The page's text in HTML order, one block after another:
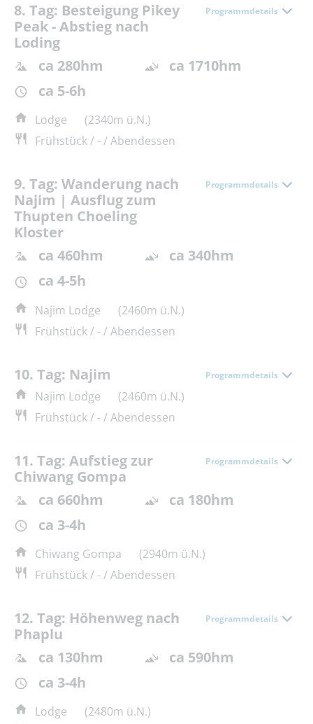
8. Tag: Besteigung Pikey
Peak - Abstieg nach
Loding
Programmdetails
ca 280hm
ca 1710hm
ca 5-6h
Lodge
(2340m ü.N.)
Frühstück / - / Abendessen
9. Tag: Wanderung nach
Najim | Ausflug zum
Thupten Choeling
Kloster
Programmdetails
ca 460hm
ca 340hm
ca 4-5h
Najim Lodge
(2460m ü.N.)
Frühstück / - / Abendessen
10. Tag: Najim Programmdetails
Najim Lodge
(2460m ü.N.)
Frühstück / - / Abendessen
11. Tag: Aufstieg zur
Chiwang Gompa
Programmdetails
ca 660hm
ca 180hm
ca 3-4h
Chiwang Gompa
(2940m ü.N.)
Frühstück / - / Abendessen
12. Tag: Höhenweg nach
Phaplu
Programmdetails
ca 130hm
ca 590hm
ca 3-4h
Lodge
(2480m ü.N.)